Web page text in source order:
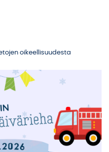
oikeellisuudesta